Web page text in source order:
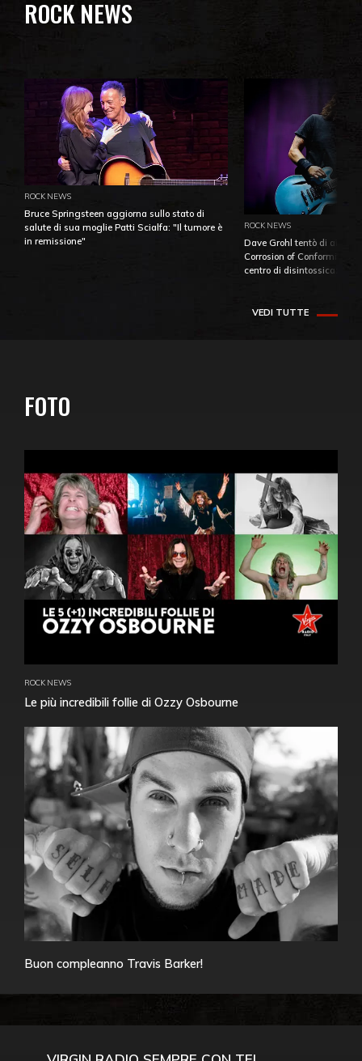
ROCK NEWS
ROCK NEWS
Bruce Springsteen aggiorna sullo stato di
salute di sua moglie Patti Scialfa: "Il tumore è
in remissione"
ROCK NEWS
Dave Grohl tentò di
Corrosion of Conformity
centro di
VEDI TUTTE
FOTO
ROCK NEWS
Le più incredibili follie di Ozzy Osbourne
Buon compleanno Travis Barker!